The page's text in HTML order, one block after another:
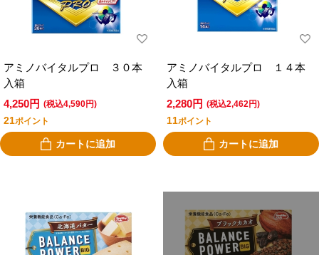
アミノバイタルプロ ３０本
入箱
4,250円 (税込4,590円)
21ポイント
カートに追加
アミノバイタルプロ １４本
入箱
2,280円 (税込2,462円)
11ポイント
カートに追加